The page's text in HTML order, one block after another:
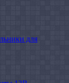
для